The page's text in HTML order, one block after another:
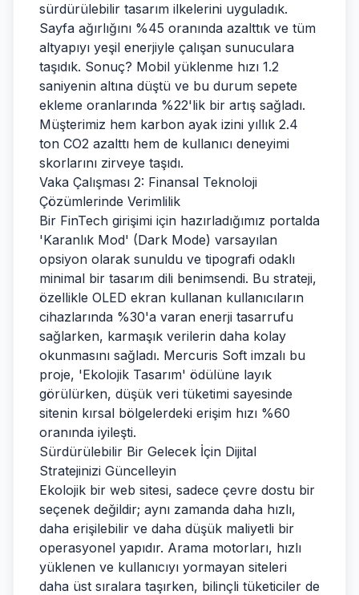
sürdürülebilir tasarım ilkelerini uyguladık.
Sayfa ağırlığını %45 oranında azalttık ve tüm
altyapıyı yeşil enerjiyle çalışan sunuculara
taşıdık. Sonuç? Mobil yüklenme hızı 1.2
saniyenin altına düştü ve bu durum sepete
ekleme oranlarında %22'lik bir artış sağladı.
Müşterimiz hem karbon ayak izini yıllık 2.4
ton CO2 azalttı hem de kullanıcı deneyimi
skorlarını zirveye taşıdı.
Vaka Çalışması 2: Finansal Teknoloji
Çözümlerinde Verimlilik
Bir FinTech girişimi için hazırladığımız portalda
'Karanlık Mod' (Dark Mode) varsayılan
opsiyon olarak sunuldu ve tipografi odaklı
minimal bir tasarım dili benimsendi. Bu strateji,
özellikle OLED ekran kullanan kullanıcıların
cihazlarında %30'a varan enerji tasarrufu
sağlarken, karmaşık verilerin daha kolay
okunmasını sağladı. Mercuris Soft imzalı bu
proje, 'Ekolojik Tasarım' ödülüne layık
görülürken, düşük veri tüketimi sayesinde
sitenin kırsal bölgelerdeki erişim hızı %60
oranında iyileşti.
Sürdürülebilir Bir Gelecek İçin Dijital
Stratejinizi Güncelleyin
Ekolojik bir web sitesi, sadece çevre dostu bir
seçenek değildir; aynı zamanda daha hızlı,
daha erişilebilir ve daha düşük maliyetli bir
operasyonel yapıdır. Arama motorları, hızlı
yüklenen ve kullanıcıyı yormayan siteleri
daha üst sıralara taşırken, bilinçli tüketiciler de